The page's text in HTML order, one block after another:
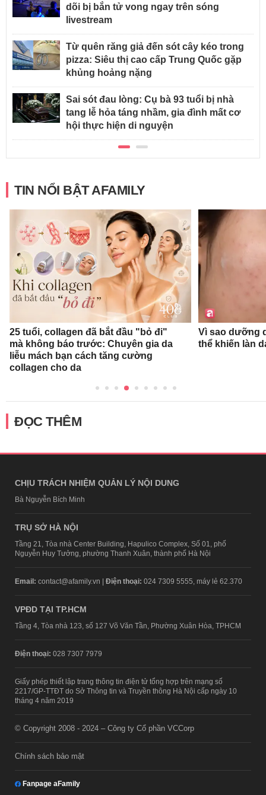
dõi bị bắn tử vong ngay trên sóng
livestream
Từ quên răng giả đến sót cây kéo trong
pizza: Siêu thị cao cấp Trung Quốc gặp
khủng hoảng nặng
Sai sót đau lòng: Cụ bà 93 tuổi bị nhà
tang lễ hỏa táng nhầm, gia đình mất cơ
hội thực hiện di nguyện
TIN NỔI BẬT AFAMILY
25 tuổi, collagen đã bắt đầu "bỏ đi"
mà không báo trước: Chuyên gia da
liễu mách bạn cách tăng cường
collagen cho da
Vì sao dưỡng
thể khiến làn
ĐỌC THÊM
CHỊU TRÁCH NHIỆM QUẢN LÝ NỘI DUNG
Bà Nguyễn Bích Minh
TRỤ SỞ HÀ NỘI
Tầng 21, Tòa nhà Center Building, Hapulico Complex, Số 01, phố
Nguyễn Huy Tưởng, phường Thanh Xuân, thành phố Hà Nội
Email: contact@afamily.vn | Điện thoại: 024 7309 5555, máy lẻ 62.370
VPĐD TẠI TP.HCM
Tầng 4, Tòa nhà 123, số 127 Võ Văn Tần, Phường Xuân Hòa, TPHCM
Điện thoại: 028 7307 7979
Giấy phép thiết lập trang thông tin điện tử tổng hợp trên mạng số
2217/GP-TTĐT do Sở Thông tin và Truyền thông Hà Nội cấp ngày 10
tháng 4 năm 2019
© Copyright 2008 - 2024 – Công ty Cổ phần VCCorp
Chính sách bảo mật
Fanpage aFamily